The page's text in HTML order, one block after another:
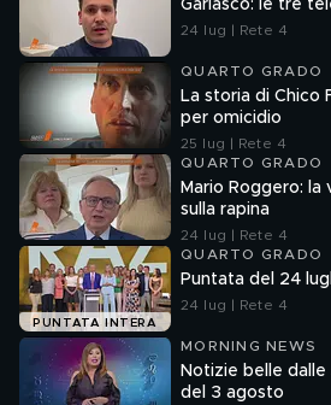
Garlasco: le tre
24 lug | Rete 4
QUARTO GRADO
La storia di Chico
per omicidio
25 lug | Rete 4
QUARTO GRADO
Mario Roggero:
sulla rapina
24 lug | Rete 4
PUNTATA INTERA
QUARTO GRADO
Puntata del 24
24 lug | Rete 4
MORNING NEWS
Notizie belle
del 3 agosto